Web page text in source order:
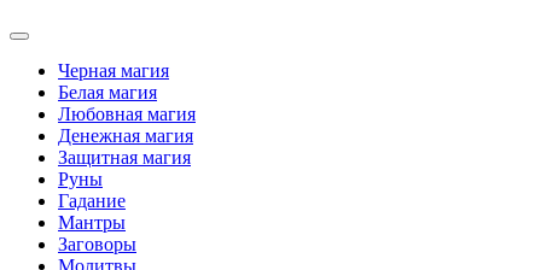
Черная магия
Белая магия
Любовная магия
Денежная магия
Защитная магия
Руны
Гадание
Мантры
Заговоры
Молитвы